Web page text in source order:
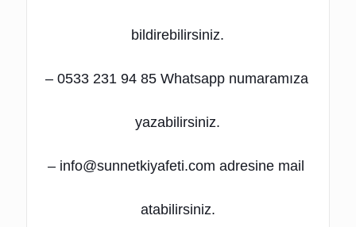
bildirebilirsiniz.
– 0533 231 94 85 Whatsapp numaramıza
yazabilirsiniz.
– info@sunnetkiyafeti.com adresine mail
atabilirsiniz.